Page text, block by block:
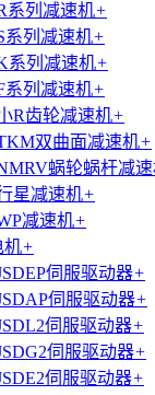
系列减速机+
系列减速机+
系列减速机+
系列减速机+
R齿轮减速机+
双曲面减速机+
蜗轮蜗杆减
星减速机+
减速机+
机+
伺服驱动器+
伺服驱动器+
伺服驱动器+
伺服驱动器+
伺服驱动器+